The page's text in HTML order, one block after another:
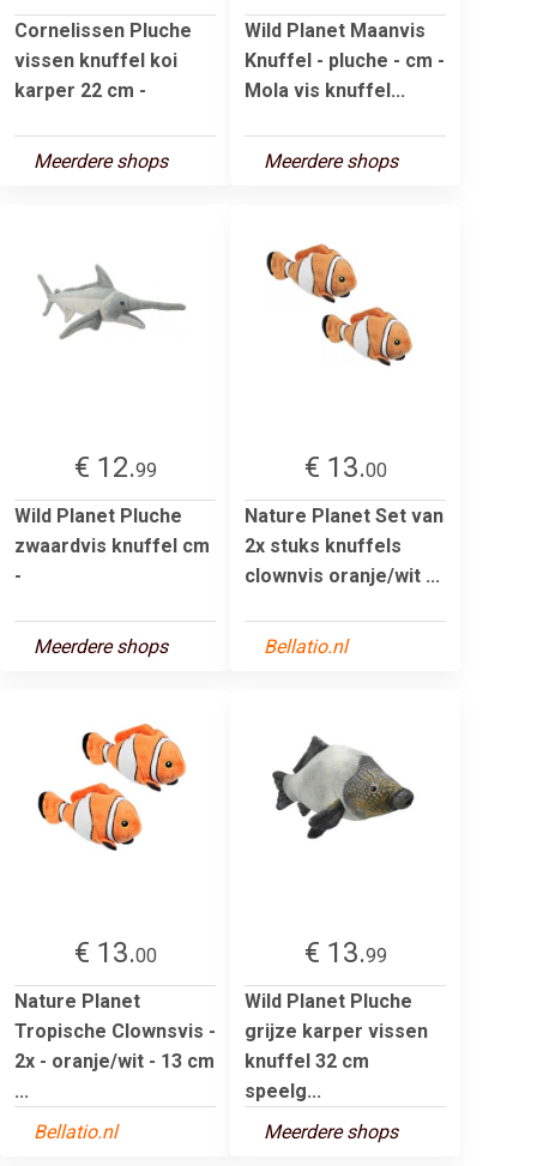
Cornelissen Pluche
vissen knuffel koi
karper 22 cm -
Meerdere shops
Wild Planet Maanvis
Knuffel - pluche - cm -
Mola vis knuffel...
Meerdere shops
€ 12.99
Wild Planet Pluche
zwaardvis knuffel cm
-
Meerdere shops
€ 13.00
Nature Planet Set van
2x stuks knuffels
clownvis oranje/wit ...
Bellatio.nl
€ 13.00
Nature Planet
Tropische Clownsvis -
2x - oranje/wit - 13 cm
...
Bellatio.nl
€ 13.99
Wild Planet Pluche
grijze karper vissen
knuffel 32 cm
speelg...
Meerdere shops